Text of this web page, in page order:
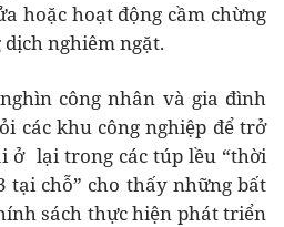
hoặc hoạt động cầm chừng
nghiêm ngặt.
công nhân và gia đình
các khu công nghiệp để trở
ở lại trong các túp lều “thời
tại chỗ” cho thấy những bất
sách thực hiện phát triển